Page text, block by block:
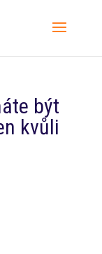
být
kvůli